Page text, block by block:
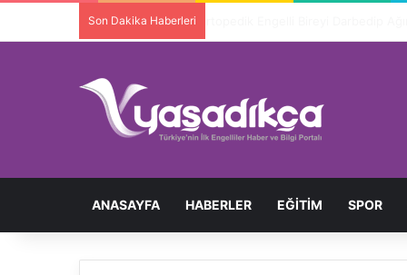
Son Dakika Haberleri
ANASAYFA HABERLER EĞITIM SPOR